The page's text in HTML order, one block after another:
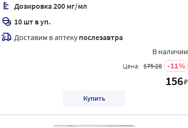
Дозировка 200 мг/мл
10 шт в уп.
Доставим в аптеку послезавтра
В наличии
Цена: 175.28 11
156₽
Купить